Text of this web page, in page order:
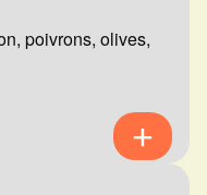
poivrons, olives,